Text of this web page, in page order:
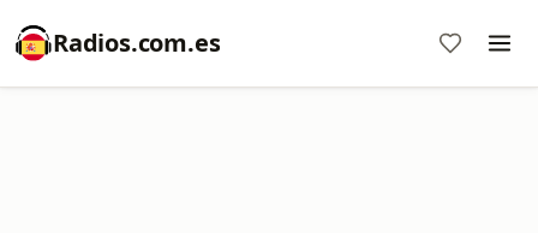
Radios.com.es